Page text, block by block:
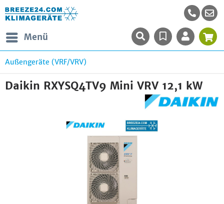
Menü
Außengeräte (VRF/VRV)
Daikin RXYSQ4TV9 Mini VRV 12,1 kW